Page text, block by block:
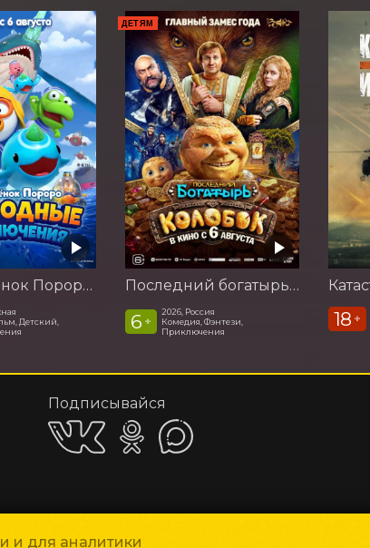
Пингвинёнок Пороро: Подводные приключения
Детский,
ДЕТЯМ
Последний богатырь. Колобок
6 +
2026, Россия
Комедия, Фэнтези,
Приключения
18 +
и для аналитики
Подписывайся